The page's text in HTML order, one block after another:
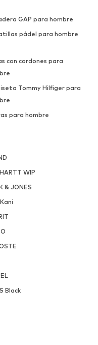
GAP para hombre
pádel para hombre
con cordones para
Tommy Hilfiger para
para hombre
WIP
& JONES
Black